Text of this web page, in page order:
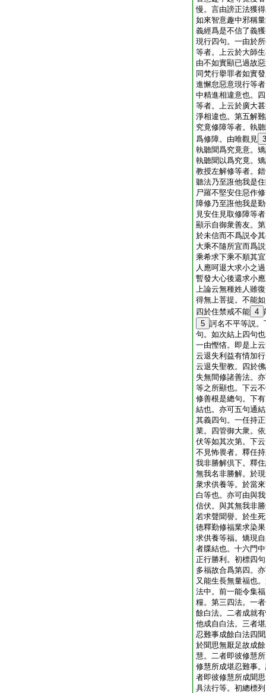
慢。言由謗正法獲
如來智意趣中邪稱
義經爲是不信了義
現行四句。一由於
等者。上云於大師
由不如實顯已過故
同梵行擧罪者如實
進懈怠惡意現行等
中精進相違意也。
等者。上云於廣大
淨相違也。第五解
究竟修障等者。執
爲修障。由唯觀見 3
執聽聞爲究竟意。
執聽聞以爲究竟。
教授左解修等者。
聽法乃至誑他我是
尸羅不堅安住惡作
障修乃至誑他我是
見安住見取修障等
顯示自御衆善友。
於未信而不爲説令
大乘不隨所宜而爲
乘希求下乘不順其
人應呵退大求小之
暫發大心後還求小
上論云無種姓人雖
得無上菩提。不能
四於住禁戒不能 4
5 訶名不平等説
句。如次結上四句
一由慳悋。即是上
云退失利益有情加
云退失聖教。四於
失無間修諸善法。
等之所顯也。下云
修善根是總句。下
結也。亦可五句通
其義四句。一任持
業。四管御大衆。
伏等如其次第。下
不見怖畏者。釋任
我非勝解倶下。釋
無我名非勝解。於
衆求供養等。於當
白等也。亦可由與
信伏。與其無我非
若求聲聞譽。於生
徳釋勤修福業求染
求供養等福。矯現
者牒結也。十六門
正行勝利。初標四
多福故合爲第四。
又能生長無量福也
法中。前一能令集
糧。第三四法。一
餘白法。二者成就
他成自白法。三者
忍難事成餘白法四
於聞思無厭足故成
慧。二者即彼修慧
修慧所成堪忍難事
者即彼修慧所成聞
具法行等。初總標